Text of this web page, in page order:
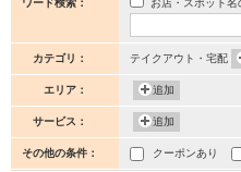
ワード検索：
カテゴリ： テイクアウト・宅配
エリア： 追加
サービス： 追加
その他の条件： クーポンあり